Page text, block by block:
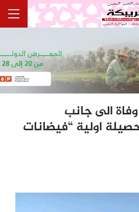
حالة وفاة الى جانب
اولية “فيضانات